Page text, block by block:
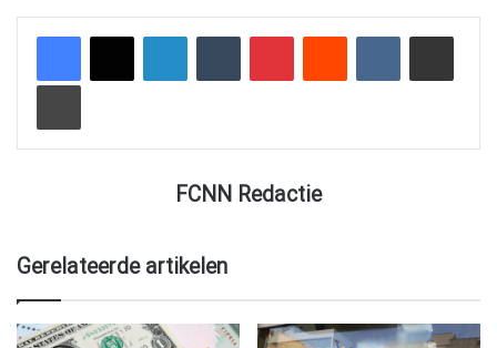
FCNN Redactie
Gerelateerde artikelen